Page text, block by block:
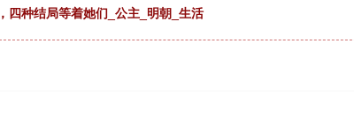
四种结局等着她们_公主_明朝_生活